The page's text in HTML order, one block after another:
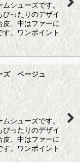
ムシューズです。
ぴったりのデザイ
皮、中はファーに
す。ワンポイント
ズ ベージュ
ムシューズです。
ぴったりのデザイ
皮、中はファーに
す。ワンポイント